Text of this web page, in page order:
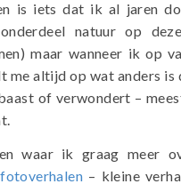
is iets dat ik al jaren
natuur op
maar wanneer ik op
me altijd op wat anders
of verwondert –
waar ik graag meer
fotoverhalen – kleine